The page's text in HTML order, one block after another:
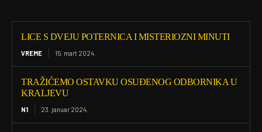
LICE S DVEJU POTERNICA I MISTERIOZNI MINUTI
VREME 15. mart 2024.
TRAŽIĆEMO OSTAVKU OSUĐENOG ODBORNIKA U
KRALJEVU
N1 23. januar 2024.